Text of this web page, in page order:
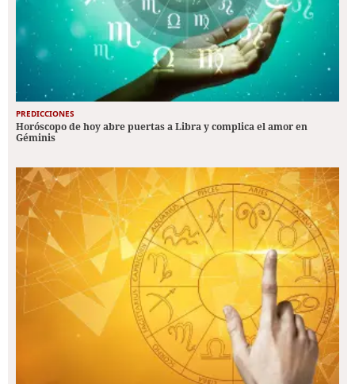
PREDICCIONES
Horóscopo de hoy abre puertas a Libra y complica el amor en
Géminis